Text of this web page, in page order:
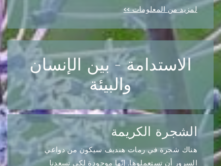
لمزيد من المعلومات >>
الاستدامة - بين الإنسان
والبيئة
الشجرة الكريمة
هناك شجرة في رمات هنديف سيكون من دواعي
السرور أن تستعملوها. إنّها موجودة لكي تسعدنا